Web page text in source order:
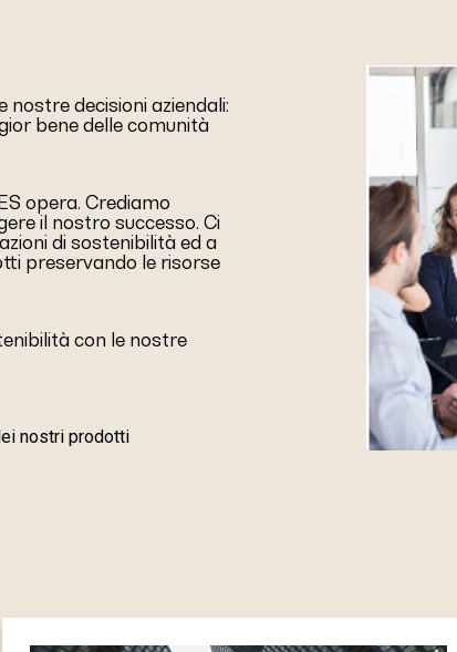
nostre decisioni aziendali:
bene delle comunità
opera. Crediamo
il nostro successo. Ci
di sostenibilità ed a
preservando le risorse
con le nostre
nostri prodotti